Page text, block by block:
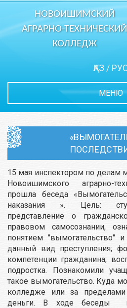
НОВОИШИМСКИЙ
АГРАРНО-ТЕХНИЧЕСКИЙ
КОЛЛЕДЖ
ҚАЗ /
МЕНЮ
15 мая инспектором по
Новоишимского аграрно-
прошла беседа
наказания ». Цель:
представление о
правовом самосознании,
понятием "вымогательство"
данный вид преступления;
компетенции гражданина;
подростка. Познакомили
такое вымогательство. Куда
колледже или за
деньги. В ходе беседы